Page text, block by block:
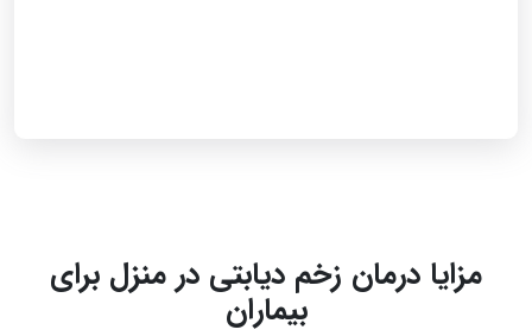
مزایا درمان زخم دیابتی در منزل برای
بیماران